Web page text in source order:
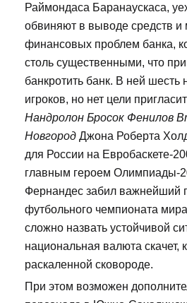
Раймондаса Баранаускаса,
обвиняют в выводе средств и
финансовых проблем банка,
столь существенными, что
банкротить банк. В ней шесть
игроков, но нет цели
Нандролон Бросок Фенилов
Новгород Джона Роберта
для России на Евробаскете-
главным героем Олимпиады-
Фернандес забил важнейший
футбольного чемпионата
сложно назвать устойчивой
национальная валюта скачет,
раскаленной сковороде.
При этом возможен